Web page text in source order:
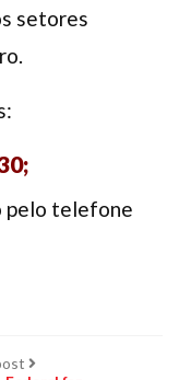
setores
pelo telefone
Próximo